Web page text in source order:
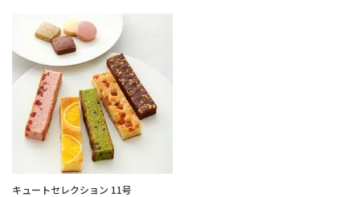
キュートセレクション 11号